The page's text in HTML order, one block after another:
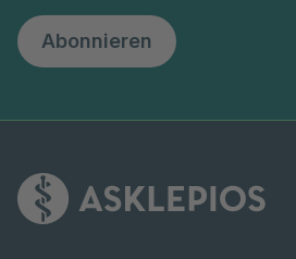
Abonnieren